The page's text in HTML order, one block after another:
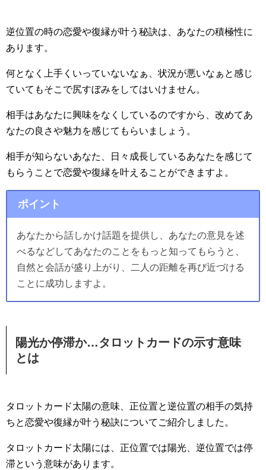
逆位置の時の恋愛や復縁が叶う秘訣は、あなたの積極性に
あります。
何となく上手くいっていないなぁ、状況が悪いなぁと感じ
ていてもそこで尻すぼみをしてはいけません。
相手はあなたに興味をなくしているのですから、改めてあ
なたの良さや魅力を感じてもらいましょう。
相手が知らないあなた、日々成長しているあなたを感じて
もらうことで恋愛や復縁を叶えることができますよ。
ポイント
あなたから話しかけ話題を提供し、あなたの意見を述
べるなどしてあなたのことをもっと知ってもらうと、
自然と会話が盛り上がり、二人の距離を再び近づける
ことに成功しますよ。
陽光か停滞か…タロットカードの示す意味
とは
タロットカード太陽の意味、正位置と逆位置の相手の気持
ちと恋愛や復縁が叶う秘訣についてご紹介しました。
タロットカード太陽には、正位置では陽光、逆位置では停
滞という意味があります。